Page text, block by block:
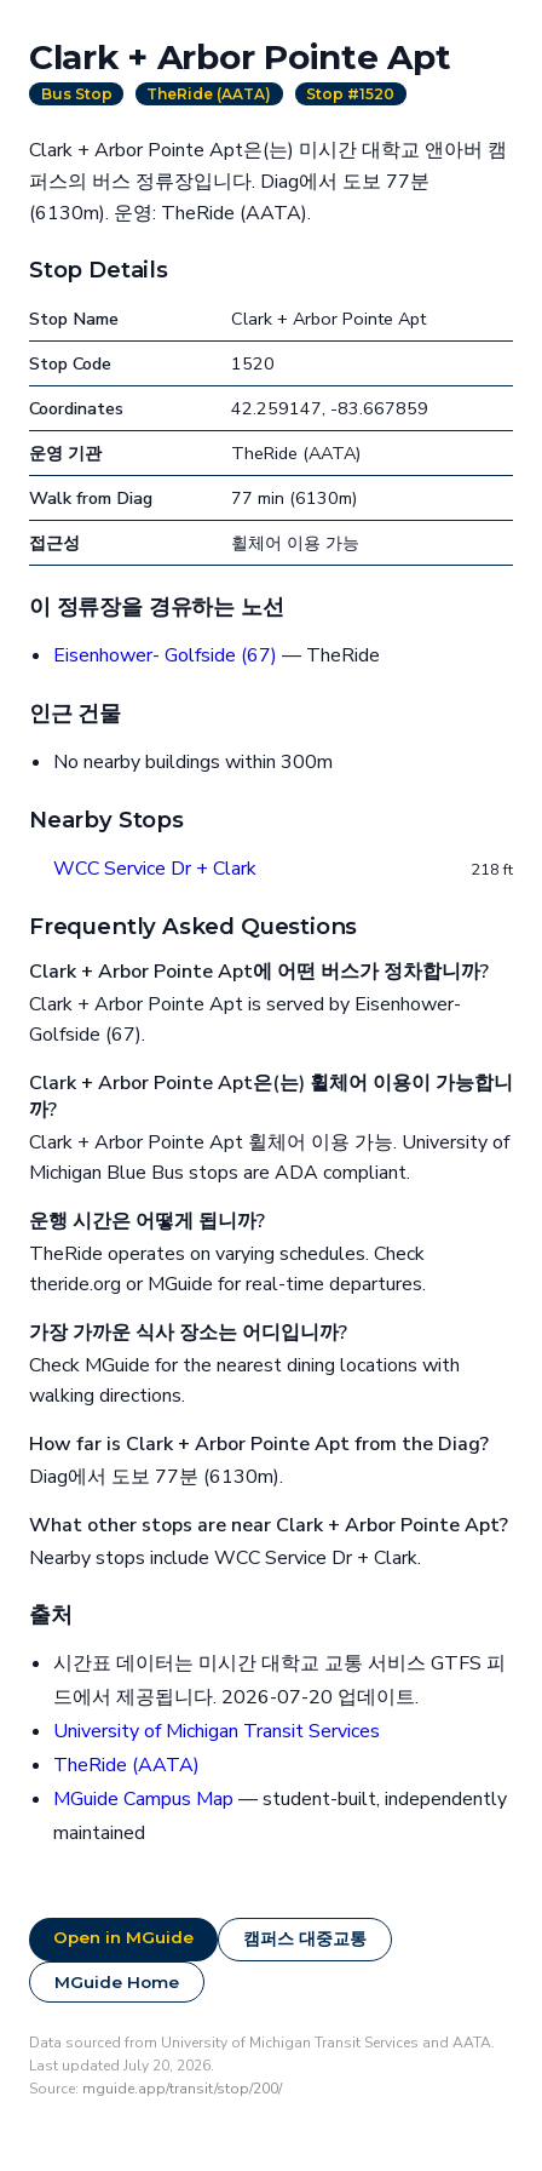
Clark + Arbor Pointe Apt
Bus Stop TheRide (AATA) Stop #1520
Clark + Arbor Pointe Apt은(는) 미시간 대학교 앤아버 캠
퍼스의 버스 정류장입니다. Diag에서 도보 77분
(6130m). 운영: TheRide (AATA).
Stop Details
Stop Name
Clark + Arbor Pointe Apt
Stop Code
1520
Coordinates
42.259147, -83.667859
운영 기관
TheRide (AATA)
Walk from Diag
77 min (6130m)
접근성
휠체어 이용 가능
이 정류장을 경유하는 노선
Eisenhower- Golfside (67) — TheRide
인근 건물
No nearby buildings within 300m
Nearby Stops
WCC Service Dr + Clark 218 ft
Frequently Asked Questions
Clark + Arbor Pointe Apt에 어떤 버스가 정차합니까?
Clark + Arbor Pointe Apt is served by Eisenhower-
Golfside (67).
Clark + Arbor Pointe Apt은(는) 휠체어 이용이 가능합니
까?
Clark + Arbor Pointe Apt 휠체어 이용 가능. University of
Michigan Blue Bus stops are ADA compliant.
운행 시간은 어떻게 됩니까?
TheRide operates on varying schedules. Check
theride.org or MGuide for real-time departures.
가장 가까운 식사 장소는 어디입니까?
Check MGuide for the nearest dining locations with
walking directions.
How far is Clark + Arbor Pointe Apt from the Diag?
Diag에서 도보 77분 (6130m).
What other stops are near Clark + Arbor Pointe Apt?
Nearby stops include WCC Service Dr + Clark.
출처
시간표 데이터는 미시간 대학교 교통 서비스 GTFS 피
드에서 제공됩니다. 2026-07-20 업데이트.
University of Michigan Transit Services
TheRide (AATA)
MGuide Campus Map — student-built, independently
maintained
Open in MGuide 캠퍼스 대중교통
MGuide Home
Data sourced from University of Michigan Transit Services and AATA.
Last updated July 20, 2026.
Source: mguide.app/transit/stop/200/